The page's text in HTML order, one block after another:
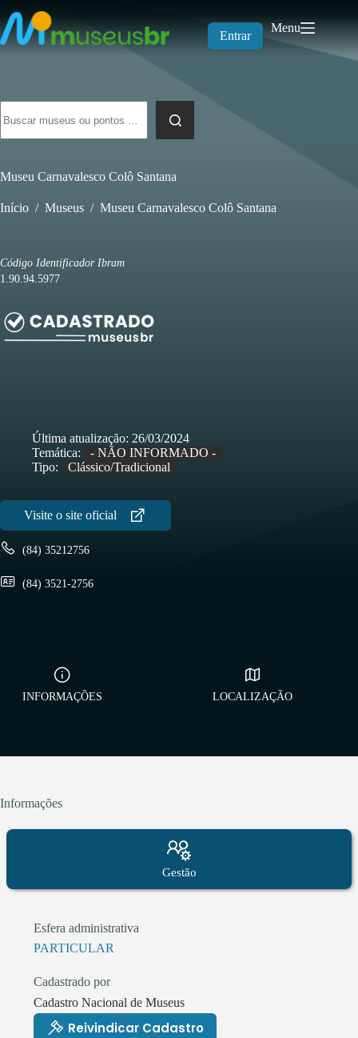
para
o
conteúdo
Entrar
Menu
resultados
Museu Carnavalesco Colô Santana
Início / Museus / Museu Carnavalesco Colô Santana
Código Identificador Ibram
1.90.94.5977
(84) 35212756
(84) 3521-2756
Última atualização: 26/03/2024
Temática:
- NÃO INFORMADO -
Tipo:
Clássico/Tradicional
INFORMAÇÕES LOCALIZAÇÃO
Informações
Gestão
Esfera administrativa
PARTICULAR
Cadastrado por
Cadastro Nacional de Museus
Reivindicar Cadastro